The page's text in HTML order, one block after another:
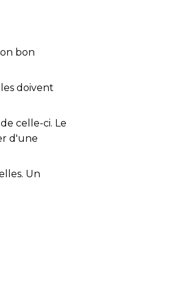
bon
doivent
celle-ci. Le
d'une
Un